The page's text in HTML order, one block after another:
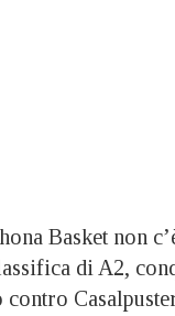
Basket non
di A2,
contro